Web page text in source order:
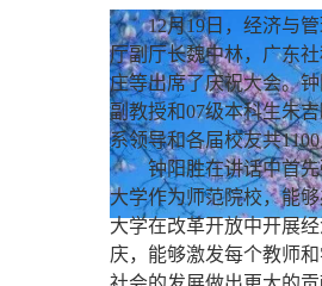
12月19日，经济与管理
厅副厅长魏中林，广东
庄等出席了庆祝大会。
副教授和07级本科生朱
系领导和各届校友共
钟阳胜在讲话中首先强
大学作为师范院校，能
大学在改革开放中开展
庆，能够激发每个教师